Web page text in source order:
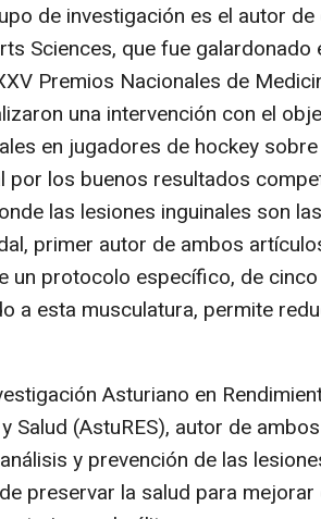
de investigación es el autor
Sciences, que fue galardonado
Premios Nacionales de
una intervención con el
en jugadores de hockey
por los buenos resultados
las lesiones inguinales son
primer autor de ambos
un protocolo específico, de
a esta musculatura, permite
Asturiano en
Salud (AstuRES), autor de
y prevención de las
preservar la salud para